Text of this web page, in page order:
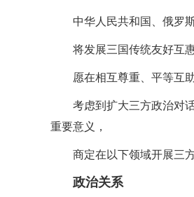
中华人民共和国、俄罗
将发展三国传统友好互
愿在相互尊重、平等互
考虑到扩大三方政治对
重要意义，
商定在以下领域开展三
政治关系